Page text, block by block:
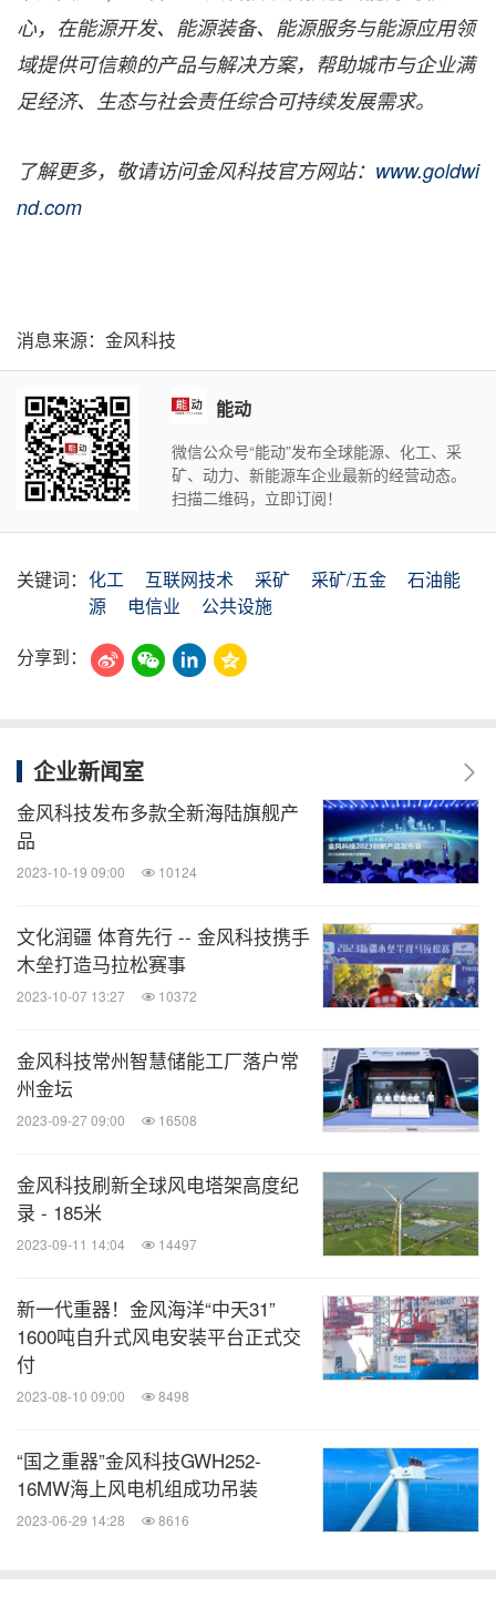
心，在能源开发、能源装备、能源服务与能源应用领
域提供可信赖的产品与解决方案，帮助城市与企业满
足经济、生态与社会责任综合可持续发展需求。
了解更多，敬请访问金风科技官方网站： www.goldwi
nd.com
消息来源：金风科技
能动
微信公众号“能动”发布全球能源、化工、采
矿、动力、新能源车企业最新的经营动态。
扫描二维码，立即订阅！
关键词： 化工 互联网技术 采矿 采矿/五金
石油能
源
电信业
公共设施
分享到：
企业新闻室
金风科技发布多款全新海陆旗舰产
品
2023-10-19 09:00 10124
文化润疆 体育先行 -- 金风科技携手
木垒打造马拉松赛事
2023-10-07 13:27 10372
金风科技常州智慧储能工厂落户常
州金坛
2023-09-27 09:00 16508
金风科技刷新全球风电塔架高度纪
录 - 185米
2023-09-11 14:04 14497
新一代重器！金风海洋“中天31”
1600吨自升式风电安装平台正式交
付
2023-08-10 09:00 8498
“国之重器”金风科技GWH252-
16MW海上风电机组成功吊装
2023-06-29 14:28 8616